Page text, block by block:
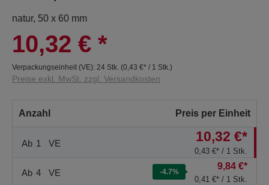
natur, 50 x 60 mm
10,32 € *
Verpackungseinheit (VE): 24 Stk. (0,43 €* / 1 Stk.)
Preise exkl. MwSt. zzgl. Versandkosten
Anzahl Preis per Einheit
Ab 1 VE 10,32 €*
0,43 €* / 1 Stk.
Ab 4 VE -4.7%
9,84 €*
0,41 €* / 1 Stk.